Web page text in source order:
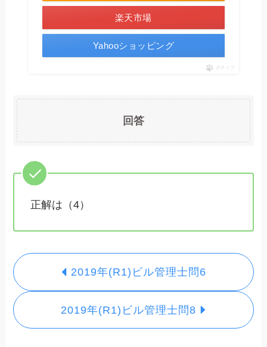
楽天市場
Yahooショッピング
ポチップ
回答
正解は（4）
2019年(R1)ビル管理士問6
2019年(R1)ビル管理士問8